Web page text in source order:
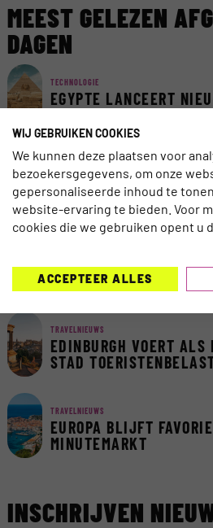
MEEST GELEZEN
DAGEN
TECHNOLOGIE
EGYPTE LANCEERT
VISUMSYSTEEM
AI
AI ACT VAN KRACHT:
AI KUNNEN
BEREIKBAAR VOOR
SLECHTHORENDEN
TRAVELNIEUWS
EDINBURGH VOERT ALS
STAD
TRAVELNIEUWS
EUROPA BLIJFT
MINUTEMARKT
INSCHRIJVEN
WIJ GEBRUIKEN COOKIES
We kunnen deze plaatsen voor
bezoekersgegevens, om onze
gepersonaliseerde inhoud te
website-ervaring te bieden. Voor
cookies die we gebruiken opent u
ACCEPTEER ALLES